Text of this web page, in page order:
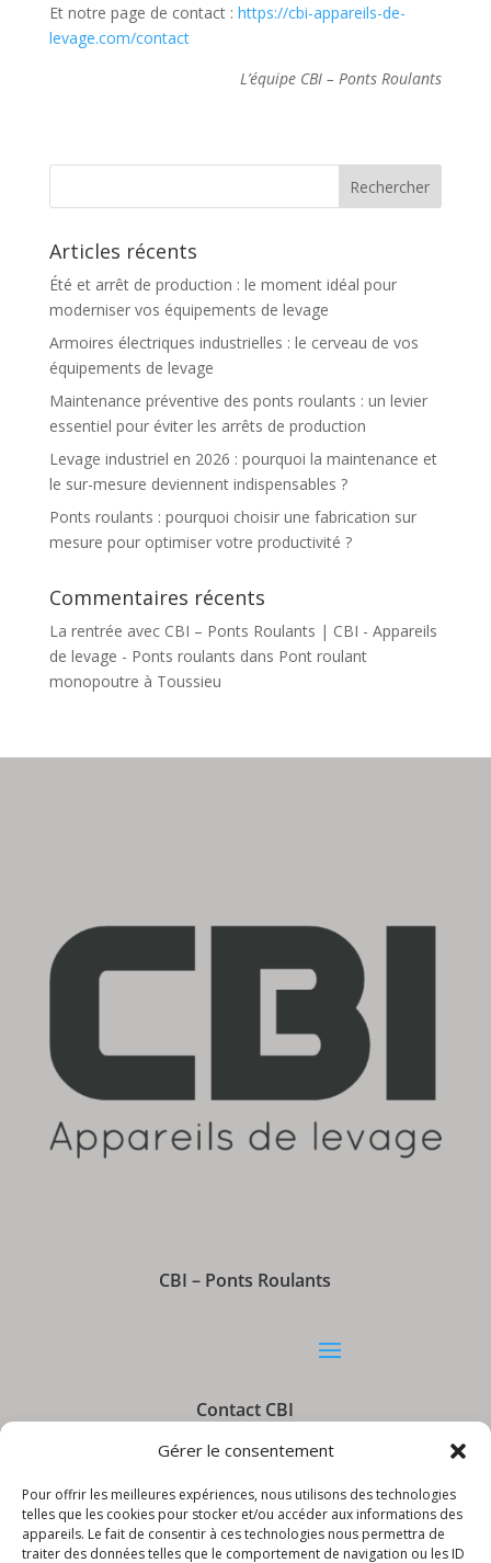
Gérer le consentement
Pour offrir les meilleures expériences, nous utilisons des technologies
telles que les cookies pour stocker et/ou accéder aux informations des
appareils. Le fait de consentir à ces technologies nous permettra de
traiter des données telles que le comportement de navigation ou les ID
Et notre page de contact : https://cbi-appareils-de-
levage.com/contact
L’équipe CBI – Ponts Roulants
Articles récents
Été et arrêt de production : le moment idéal pour
moderniser vos équipements de levage
Armoires électriques industrielles : le cerveau de vos
équipements de levage
Maintenance préventive des ponts roulants : un levier
essentiel pour éviter les arrêts de production
Levage industriel en 2026 : pourquoi la maintenance et
le sur-mesure deviennent indispensables ?
Ponts roulants : pourquoi choisir une fabrication sur
mesure pour optimiser votre productivité ?
Commentaires récents
La rentrée avec CBI – Ponts Roulants | CBI - Appareils
de levage - Ponts roulants dans Pont roulant
monopoutre à Toussieu
CBI – Ponts Roulants
Contact CBI
Informations CBI